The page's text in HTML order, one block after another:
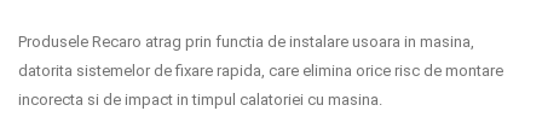
Branduri
Produsele Recaro atrag prin functia de instalare usoara in masina,
datorita sistemelor de fixare rapida, care elimina orice risc de montare
incorecta si de impact in timpul calatoriei cu masina.